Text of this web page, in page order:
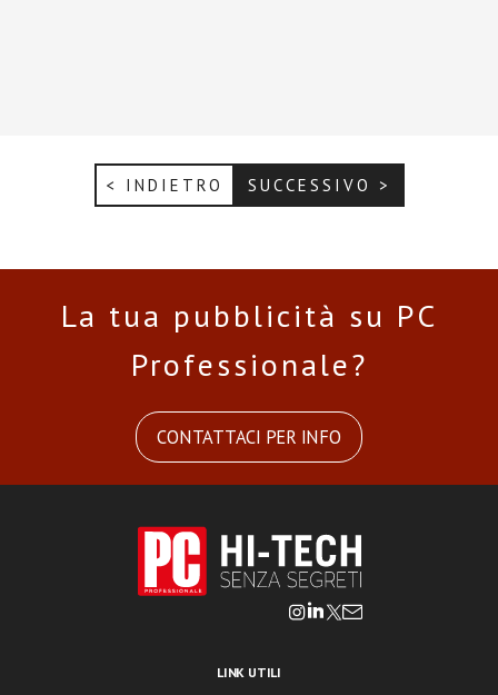
< INDIETRO SUCCESSIVO >
La tua pubblicità su PC
Professionale?
CONTATTACI PER INFO
LINK UTILI